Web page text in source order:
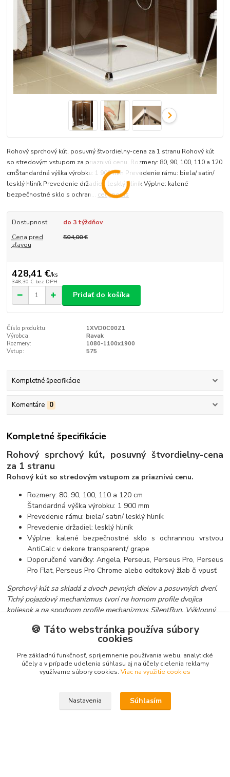
Rohový sprchový kút, posuvný štvordielny-cena za 1 stranu Rohový kút
so stredovým vstupom za priaznivú cenu. Rozmery: 80, 90, 100, 110 a 120
cmŠtandardná výška výrobku: 1 900 mm Prevedenie rámu: biela/ satin/
lesklý hliník Prevedenie držadiel: lesklý hliník Výplne: kalené
bezpečnostné sklo s ochran... celý popis
Dostupnosť
do 3 týždňov
Cena pred
zľavou
504,00 €
428,41 €/ks
348,30 € bez DPH
Pridať do košíka
Číslo produktu:
1XVD0C00Z1
Výrobca:
Ravak
Rozmery:
1080-1100x1900
Vstup:
575
Kompletné špecifikácie
Komentáre 0
Kompletné špecifikácie
Rohový sprchový kút, posuvný štvordielny-cena
za 1 stranu
Rohový kút so stredovým vstupom za priaznivú cenu.
Rozmery: 80, 90, 100, 110 a 120 cm
Štandardná výška výrobku: 1 900 mm
Prevedenie rámu: biela/ satin/ lesklý hliník
Prevedenie držadiel: lesklý hliník
Výplne: kalené bezpečnostné sklo s ochrannou vrstvou
AntiCalc v dekore transparent/ grape
Doporučené vaničky: Angela, Perseus, Perseus Pro, Perseus
Pro Flat, Perseus Pro Chrome alebo odtokový žlab či vpusť
Sprchový kút sa skladá z dvoch pevných dielov a posuvných dverí.
Tichý pojazdový mechanizmus tvorí na hornom profile dvojica
koliesok a na spodnom profile mechanizmusSilentRun. Výklopný
profilom (BLNPS) môžete sprispôsobiť stavebný otvor až o 2 cm
z každej strany. Nemusíte tak zbytočne platiť za výrobu drahého
atypu.
Tovar zaradený v kategóriách
🍪 Táto webstránka používa súbory
cookies
Pre základnú funkčnosť, spríjemnenie používania webu, analytické
účely a v prípade udelenia súhlasu aj na účely cielenia reklamy
využívame súbory cookies. Viac na využitie cookies
Nastavenia Súhlasím